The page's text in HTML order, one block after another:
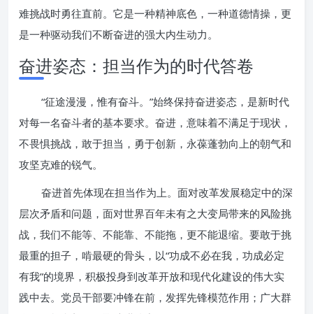
难挑战时勇往直前。它是一种精神底色，一种道德情操，更
是一种驱动我们不断奋进的强大内生动力。
奋进姿态：担当作为的时代答卷
“征途漫漫，惟有奋斗。”始终保持奋进姿态，是新时代
对每一名奋斗者的基本要求。奋进，意味着不满足于现状，
不畏惧挑战，敢于担当，勇于创新，永葆蓬勃向上的朝气和
攻坚克难的锐气。
奋进首先体现在担当作为上。面对改革发展稳定中的深
层次矛盾和问题，面对世界百年未有之大变局带来的风险挑
战，我们不能等、不能靠、不能拖，更不能退缩。要敢于挑
最重的担子，啃最硬的骨头，以“功成不必在我，功成必定
有我”的境界，积极投身到改革开放和现代化建设的伟大实
践中去。党员干部要冲锋在前，发挥先锋模范作用；广大群